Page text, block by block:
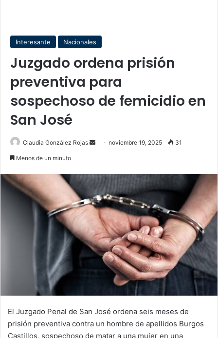
Interesante Nacionales
Juzgado ordena prisión
preventiva para
sospechoso de femicidio en
San José
Claudia González Rojas
Send noviembre 19, 2025 31
Menos de un minuto
El Juzgado Penal de San José ordena seis meses de
prisión preventiva contra un hombre de apellidos Burgos
Castillos, sospechoso de matar a una mujer en una